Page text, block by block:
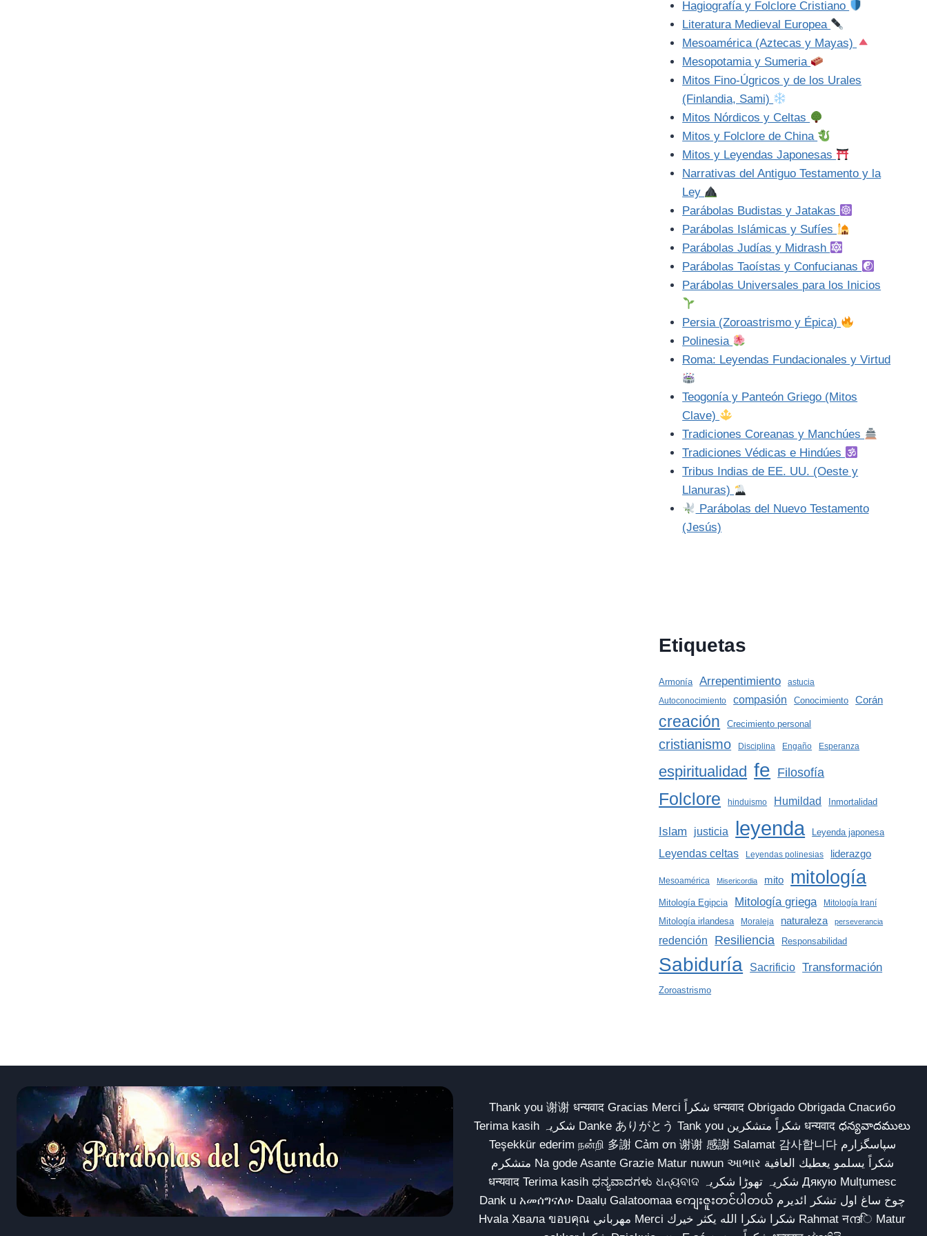
Hagiografía y Folclore Cristiano
Literatura Medieval Europea
Mesoamérica (Aztecas y Mayas)
Mesopotamia y Sumeria
Mitos Fino-Úgricos y de los Urales
(Finlandia, Sami)
Mitos Nórdicos y Celtas
Mitos y Folclore de China
Mitos y Leyendas Japonesas
Narrativas del Antiguo Testamento y la
Ley
Parábolas Budistas y Jatakas
Parábolas Islámicas y Sufíes
Parábolas Judías y Midrash
Parábolas Taoístas y Confucianas
Parábolas Universales para los Inicios
Persia (Zoroastrismo y Épica)
Polinesia
Roma: Leyendas Fundacionales y Virtud
Teogonía y Panteón Griego (Mitos
Clave)
Tradiciones Coreanas y Manchúes
Tradiciones Védicas e Hindúes
Tribus Indias de EE. UU. (Oeste y
Llanuras)
Parábolas del Nuevo Testamento
(Jesús)
Etiquetas
Armonía Arrepentimiento
astucia
Autoconocimiento
compasión Conocimiento Corán
creación Crecimiento personal
cristianismo Disciplina Engaño Esperanza
espiritualidad fe Filosofía
Folclore hinduismo Humildad Inmortalidad
Islam justicia leyenda Leyenda japonesa
Leyendas celtas Leyendas polinesias liderazgo
Mesoamérica Misericordia mito mitología
Mitología Egipcia Mitología griega Mitología Iraní
Mitología irlandesa Moraleja naturaleza perseverancia
redención Resiliencia Responsabilidad
Sabiduría Sacrificio Transformación
Zoroastrismo
Thank you 谢谢 धन्यवाद Gracias Merci شكراً धन्यवाद Obrigado Obrigada Спасибо
Terima kasih شکریہ Danke ありがとう Tank you شكراً متشكرين धन्यवाद ధన్యవాదములు
Teşekkür ederim நன்றி 多謝 Cảm ơn 谢谢 感謝 Salamat 감사합니다 سپاسگزارم
متشکرم Na gode Asante Grazie Matur nuwun આભાર شكراً يسلمو يعطيك العافية
धन्यवाद Terima kasih ಧನ್ಯವಾದಗಳು ଧନ୍ୟବାଦ شکریہ تھوڑا شکریہ Дякую Mulțumesc
Dank u አመሰግናለሁ Daalụ Galatoomaa ကျေးဇူးတင်ပါတယ် چوخ ساغ اول تشکر ائدیرم
Hvala Хвала ขอบคุณ مهرباني Merci شكرا شكرا الله يكثر خيرك Rahmat नന്ദि Matur